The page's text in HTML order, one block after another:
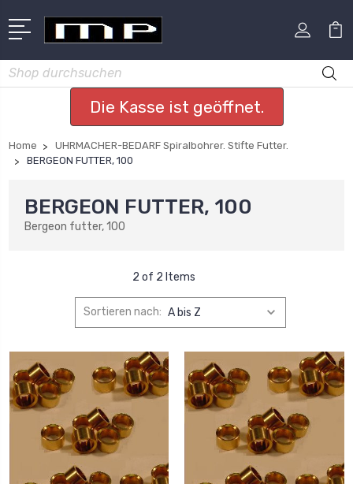
Suchen
Die Kasse ist geöffnet.
Home
UHRMACHER-BEDARF Spiralbohrer. Stifte Futter.
BERGEON FUTTER, 100
BERGEON FUTTER, 100
Bergeon futter, 100
2 of 2 Items
Sortieren nach: